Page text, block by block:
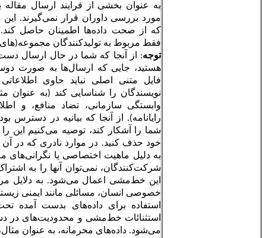
به عنوان بخشی از فرایند ارسال مقاله به مجله به طور رسمی
مورد بررسی داوران قرار نمی‌گیرند. این مسئولیت نویسنده است
که از صحت داده‌ها اطمینان حاصل کند. هرگونه خطا در داده‌ها
فقط مربوط به تولیدکنندگان مجموعه(های) داده است.
: از آنجا که شما در حال ارسال دست‌نوشتۀ خود به این مجله
هستید، جایی که ارسال‌ها به صورت دوسوکور بررسی می‌شوند،
فایل متنی اصلی نباید حاوی اطلاعاتی باشد که ممکن است
نویسندگان را شناسایی کند (به عنوان مثال، نام نویسنده، آدرس
وابستگی سازمانی، تضاد منافع، و اطلاعات مربوط به آدرس
رایانامه). از آنجا که بیانیه در دسترس بودن داده‌ها می‌تواند هویت
شما را آشکار کند، توصیه می‌کنیم این را از نسخه ناشناس مقاله
خود حذف کنید. در موارد نادری که در آن داده‌های شناسایی نشده
به دلیل ماهیت اختصاصی یا نگرانی‌های مربوط به حریم خصوصی
شرکت‌کنندگان، نمی‌توان آنها را به اشتراک گذاشت، استثناهایی از
این خط‌مشی اعمال می‌شود. به دلایل مرتبط با حفاظت از حریم
خصوصی انسان، مسائلی مانند ایمنی زیستی، و/یا احترام به شرایط
استفاده برای داده‌های بدست آمده تحت مجوز اشخاص ثالث،
استثنائات خط‌مشی و محدودیت‌های در دسترسی به داده‌ها اعطاء
می‌شود. داده‌های محرمانه، به عنوان مثال، داده‌های افراد انسانی یا